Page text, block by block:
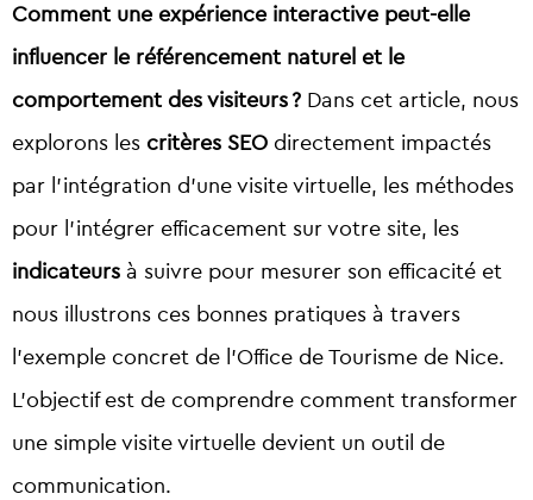
Comment une expérience interactive peut-elle
influencer le référencement naturel et le
comportement des visiteurs ? Dans cet article, nous
explorons les critères SEO directement impactés
par l’intégration d’une visite virtuelle, les méthodes
pour l’intégrer efficacement sur votre site, les
indicateurs à suivre pour mesurer son efficacité et
nous illustrons ces bonnes pratiques à travers
l’exemple concret de l’Office de Tourisme de Nice.
L’objectif est de comprendre comment transformer
une simple visite virtuelle devient un outil de
communication.